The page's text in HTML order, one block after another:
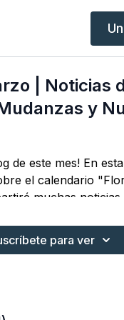
| Noticias
y
de este mes! En
el calendario
muchas noticias
de este mes.
próximo
a las inscripciones.
me ha llevado a
para ver